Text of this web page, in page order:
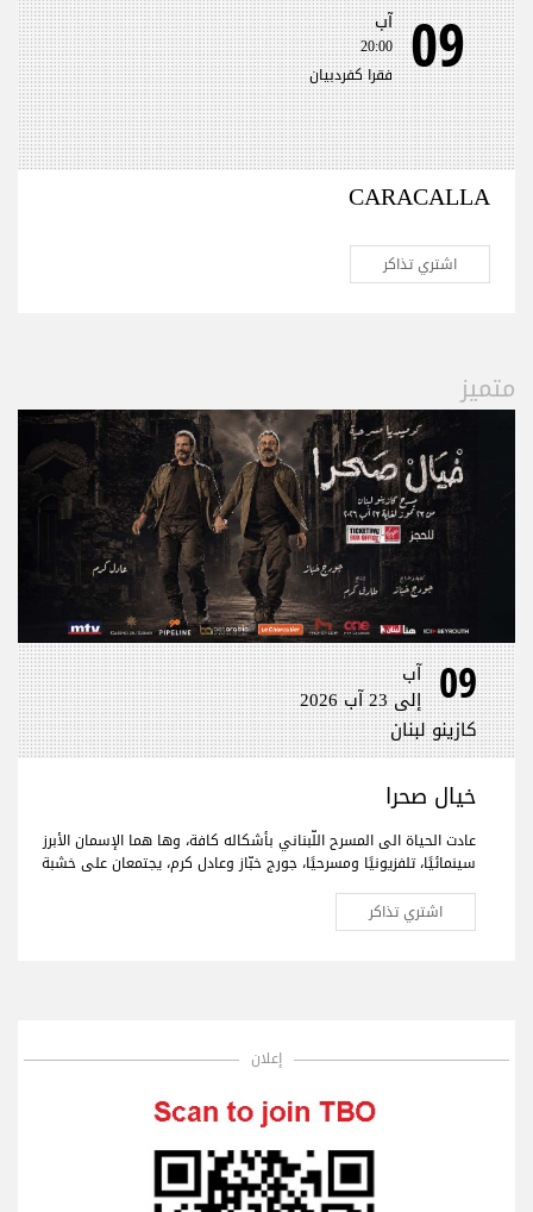
09 آب
20:00
فقرا كفردبيان
CARACALLA
اشتري تذاكر
متميز
09 آب
إلى 23 آب 2026
كازينو لبنان
خيال صحرا
عادت الحياة الى المسرح اللّبناني بأشكاله كافة، وها هما الإسمان الأبرز
سينمائيًا، تلفزيونيًا ومسرحيًا، جورج خبّاز وعادل كرم، يجتمعان على خشبة
النوستالجيا ولبنان الأمس، اليوم وربّما المستقبل."خيال صحرا" هو عنوان
العمل المنتظر من الجمهور في كافة أنحاء العالم والذي سيجمع لأوّل
اشتري تذاكر
إعلان